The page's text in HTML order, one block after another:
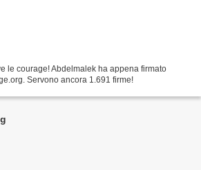
le courage! Abdelmalek ha appena firmato
Servono ancora 1.691 firme!